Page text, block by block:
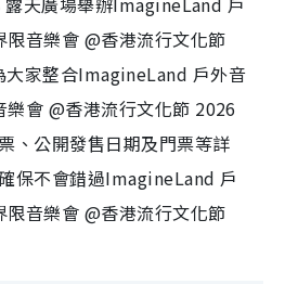
音樂會 @香港流行文化節
家整合ImagineLand 戶外音
會 @香港流行文化節 2026
、公開發售日期及門票等詳
保不會錯過ImagineLand 戶
音樂會 @香港流行文化節